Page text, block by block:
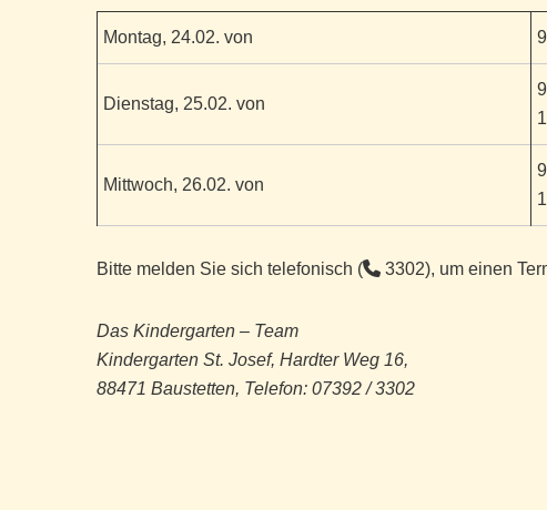
Montag, 24.02. von
Dienstag, 25.02. von
Mittwoch, 26.02. von
Bitte melden Sie sich telefonisch ( 3302), um einen
Das Kindergarten – Team
Kindergarten St. Josef, Hardter Weg 16,
88471 Baustetten, Telefon: 07392 / 3302